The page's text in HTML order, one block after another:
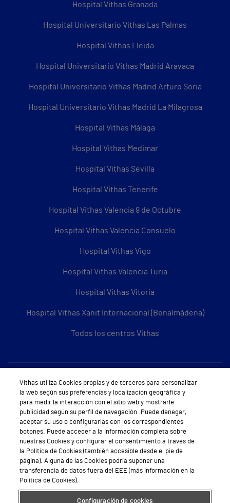
Hospital Vithas Granada
Hospital Universitario Vithas Las Palmas
Hospital Vithas Lleida
Hospital Universitario Vithas Madrid Aravaca
Hospital Universitario Vithas Madrid Arturo Soria
Hospital Universitario Vithas Madrid La Milagrosa
Hospital Vithas Málaga
Hospital Vithas Medimar
Hospital Vithas Sevilla
Hospital Vithas Tenerife
Hospital Vithas Valencia 9 de Octubre
Hospital Vithas Valencia Consuelo
Hospital Vithas Vigo
Hospital Vithas Valencia Turia
Hospital Vithas Vitoria
Hospital Vithas Xanit Internacional (Benalmádena)
Todos los centros Vithas
Sobre Vithas
Quiénes somos
Trabajar en Vithas
Teléfono Cita Médica
Teléfono Atención al Cliente
Política de seguridad y salud en el trabajo
Conoce a Supervita
Vithas utiliza Cookies propias y de terceros para personalizar
la web según sus preferencias y localización geográfica y
para medir la interacción con el sitio web y mostrarle
publicidad según su perfil de navegación. Puede denegar,
aceptar su uso o configurarlas con los correspondientes
botones. Puede acceder a la información completa sobre
nuestras Cookies y configurar el consentimiento a través de
la Política de Cookies (también accesible desde el pie de
página). Alguna de las Cookies podría suponer una
transferencia de datos fuera del EEE (más información en la
Política de Cookies).
Configuración de cookies